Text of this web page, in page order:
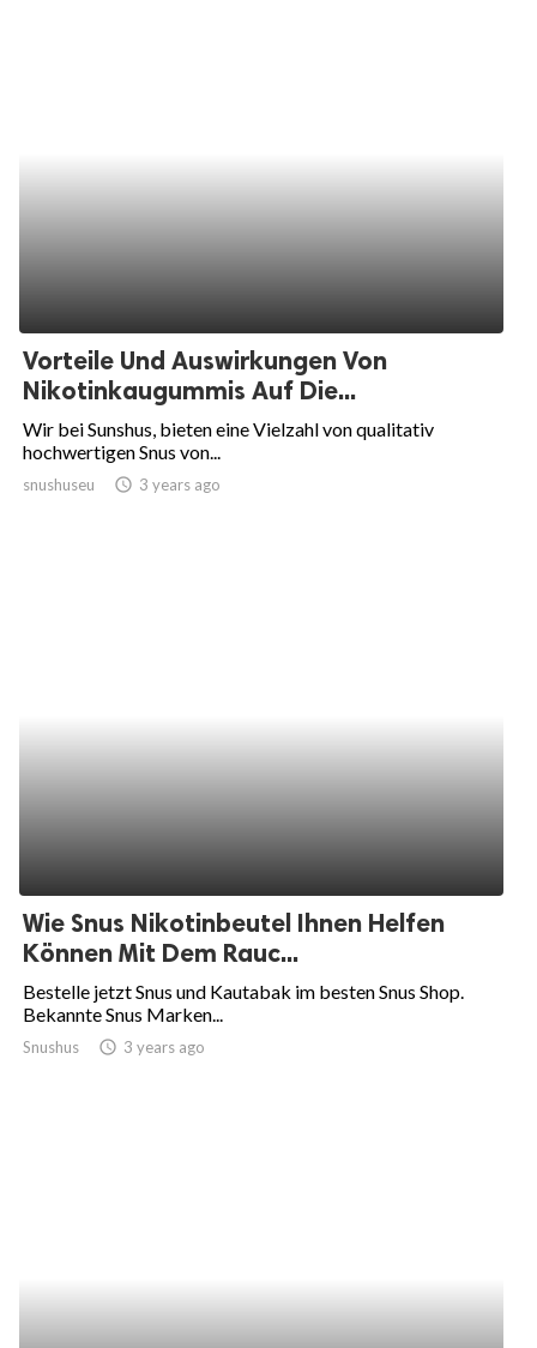
Vorteile Und Auswirkungen Von
Nikotinkaugummis Auf Die...
Wir bei Sunshus, bieten eine Vielzahl von qualitativ
hochwertigen Snus von...
snushuseu access_time 3 years ago
Wie Snus Nikotinbeutel Ihnen Helfen
Können Mit Dem Rauc...
Bestelle jetzt Snus und Kautabak im besten Snus Shop.
Bekannte Snus Marken...
Snushus access_time 3 years ago